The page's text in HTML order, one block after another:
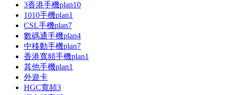
3香港手機plan10
1010手機plan1
CSL手機plan7
數碼通手機plan4
中移動手機plan7
香港寬頻手機plan1
其他手機plan1
外遊卡
HGC寬頻3